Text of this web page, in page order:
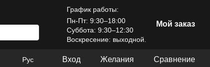
График работы:
Пн-Пт: 9:30–18:00
Суббота: 9:30–12:30
Воскресение: выходной.
Мой заказ
Рус Вход Желания Сравнение